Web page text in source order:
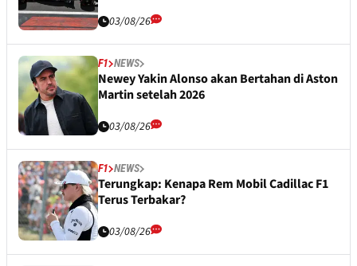
03/08/26
F1 NEWS
Newey Yakin Alonso akan Bertahan di Aston
Martin setelah 2026
03/08/26
F1 NEWS
Terungkap: Kenapa Rem Mobil Cadillac F1
Terus Terbakar?
03/08/26